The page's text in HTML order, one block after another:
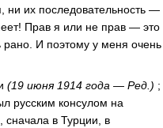
ни их последовательность —
Прав я или не прав — это
рано. И поэтому у меня очень
(19 июня 1914 года — Ред.) ;
русским консулом на
сначала в Турции, в